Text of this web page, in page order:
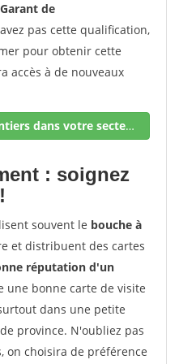
de
pas cette qualification,
pour obtenir cette
accès à de nouveaux
Trouver de nouveaux chantiers dans votre secteur !
: soignez
souvent le bouche à
et distribuent des cartes
réputation d'un
une bonne carte de visite
dans une petite
province. N'oubliez pas
on choisira de préférence